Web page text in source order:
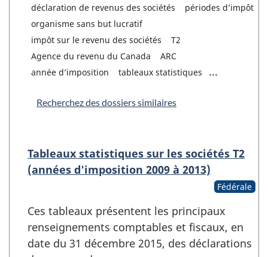
déclaration de revenus des sociétés
périodes d’impôt
organisme sans but lucratif
impôt sur le revenu des sociétés
T2
Agence du revenu du Canada
ARC
année d’imposition
tableaux statistiques ...
Recherchez des dossiers similaires
Tableaux statistiques sur les sociétés T2
(années d'imposition 2009 à 2013)
Fédérale
Ces tableaux présentent les principaux
renseignements comptables et fiscaux, en
date du 31 décembre 2015, des déclarations